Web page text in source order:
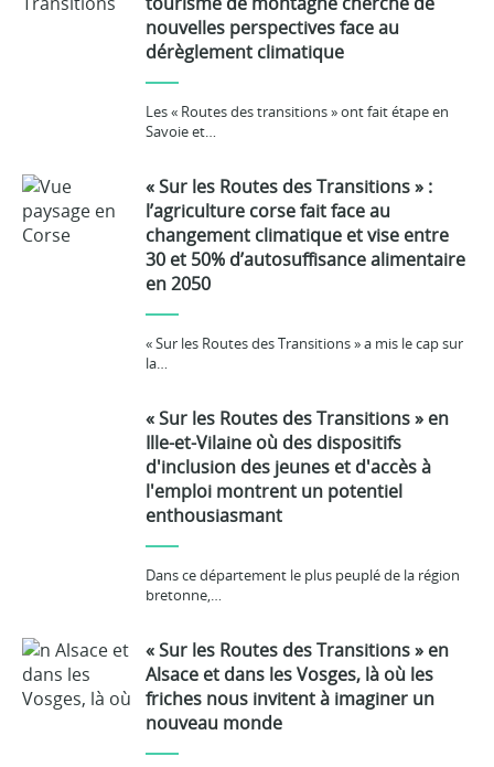
nouvelles perspectives face au
dérèglement climatique
Les « Routes des transitions » ont fait étape en
Savoie et…
« Sur les Routes des Transitions » :
l’agriculture corse fait face au
changement climatique et vise entre
30 et 50% d’autosuffisance alimentaire
en 2050
« Sur les Routes des Transitions » a mis le cap sur
la…
« Sur les Routes des Transitions » en
Ille-et-Vilaine où des dispositifs
d'inclusion des jeunes et d'accès à
l'emploi montrent un potentiel
enthousiasmant
Dans ce département le plus peuplé de la région
bretonne,…
« Sur les Routes des Transitions » en
Alsace et dans les Vosges, là où les
friches nous invitent à imaginer un
nouveau monde